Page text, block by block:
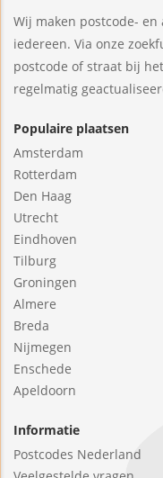
Wij maken postcode-
iedereen. Via onze
postcode of straat bij
regelmatig
Populaire plaatsen
Amsterdam
Rotterdam
Den Haag
Utrecht
Eindhoven
Tilburg
Groningen
Almere
Breda
Nijmegen
Enschede
Apeldoorn
Informatie
Postcodes Nederland